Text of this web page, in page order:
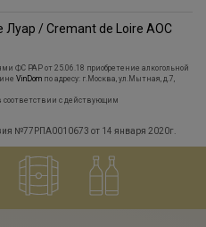
Луар / Cremant de Loire AOC
ФС РАР от 25.06.18 приобретение алкогольной
VinDom по адресу: г.Москва, ул.Мытная, д.7,
соответствии с действующим
№77РПА0010673 от 14 января 2020г.